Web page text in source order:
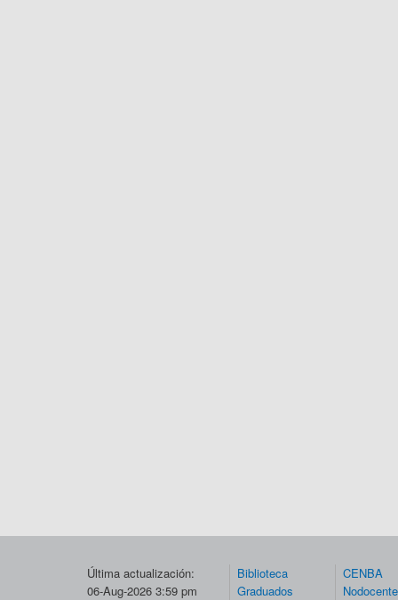
Última actualización:
06-Aug-2026 3:59 pm
Biblioteca
Graduados
CENBA